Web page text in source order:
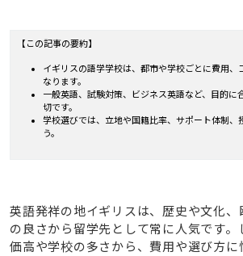
【この記事の要約】
イギリスの語学学校は、都市や学校ごとに費用、
なります。
一般英語、試験対策、ビジネス英語など、目的に
切です。
学校選びでは、立地や国籍比率、サポート体制、
う。
英語発祥の地イギリスは、歴史や文化、
の良さから留学先として常に人気です。
価高や学校の多さから、費用や選び方に